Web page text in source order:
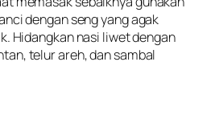
dengan seng yang agak
Hidangkan nasi liwet dengan
telur areh, dan sambal